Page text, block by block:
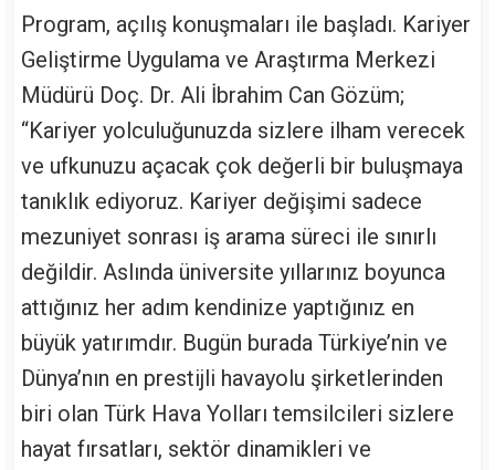
Program, açılış konuşmaları ile başladı. Kariyer
Geliştirme Uygulama ve Araştırma Merkezi
Müdürü Doç. Dr. Ali İbrahim Can Gözüm;
“Kariyer yolculuğunuzda sizlere ilham verecek
ve ufkunuzu açacak çok değerli bir buluşmaya
tanıklık ediyoruz. Kariyer değişimi sadece
mezuniyet sonrası iş arama süreci ile sınırlı
değildir. Aslında üniversite yıllarınız boyunca
attığınız her adım kendinize yaptığınız en
büyük yatırımdır. Bugün burada Türkiye’nin ve
Dünya’nın en prestijli havayolu şirketlerinden
biri olan Türk Hava Yolları temsilcileri sizlere
hayat fırsatları, sektör dinamikleri ve